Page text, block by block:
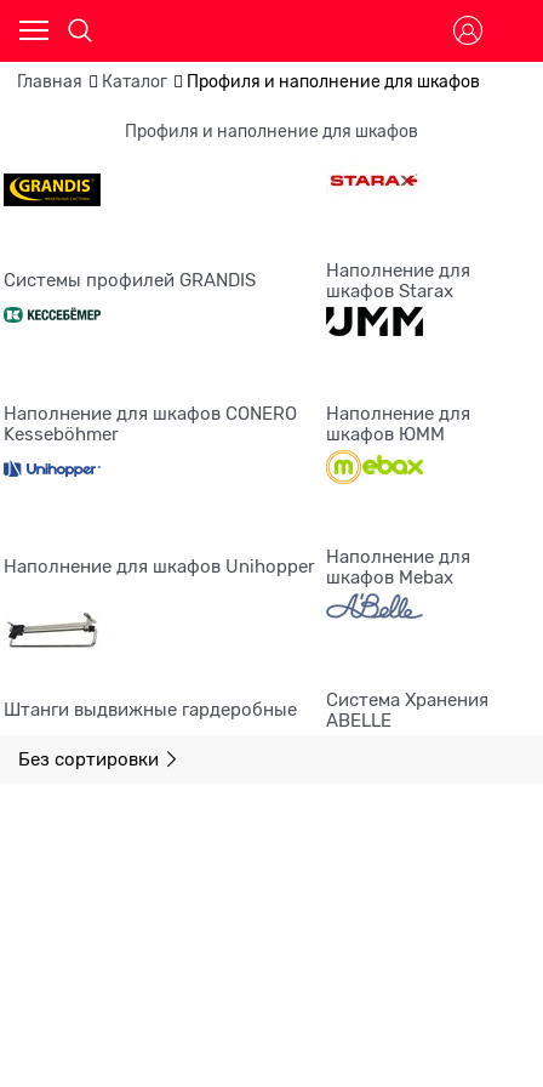
Главная Каталог Профиля и наполнение для шкафов
Профиля и наполнение для шкафов
Системы профилей GRANDIS
Наполнение для
шкафов Starax
Наполнение для шкафов CONERO
Kesseböhmer
Наполнение для
шкафов ЮММ
Наполнение для шкафов Unihopper
Наполнение для
шкафов Mebax
Штанги выдвижные гардеробные
Система Хранения
ABELLE
Без сортировки